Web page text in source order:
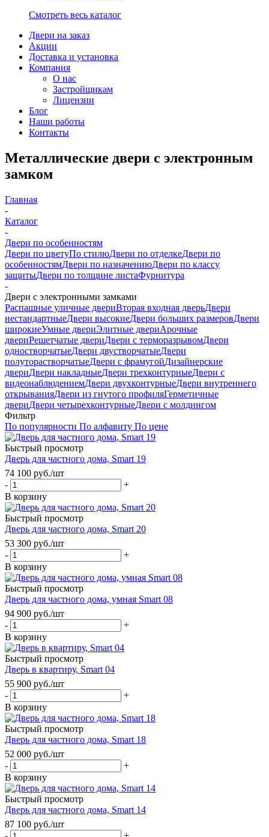
Смотреть весь каталог
Двери на заказ
Акции
Доставка и установка
Компания
О нас
Застройщикам
Лицензии
Блог
Наши работы
Контакты
Металлические двери с электронным
замком
Главная
-
Каталог
-
Двери по особенностям
Двери по цветуПо стилюДвери по отделкеДвери по
особенностямДвери по назначениюДвери по классу
защитыДвери по толщине листаФурнитура
-
Двери с электронными замками
Распашные уличные двериВторая входная дверьДвери
нестандартныеДвери высокиеДвери больших размеровДвери
широкиеУмные двериЭлитные двериАрочные
двериРешетчатые двериДвери с терморазрывомДвери
одностворчатыеДвери двустворчатыеДвери
полуторастворчатыеДвери с фрамугойДизайнерские
двериДвери накладныеДвери трехконтурныеДвери с
видеонаблюдениемДвери двухконтурныеДвери внутреннего
открыванияДвери из гнутого профиляГерметичные
двериДвери четырехконтурныеДвери с молдингом
Фильтр
По популярности По алфавиту По цене
Быстрый просмотр
Дверь для частного дома, Smart 19
74 100 руб./шт
-
+
В корзину
Быстрый просмотр
Дверь для частного дома, Smart 20
53 300 руб./шт
-
+
В корзину
Быстрый просмотр
Дверь для частного дома, умная Smart 08
94 900 руб./шт
-
+
В корзину
Быстрый просмотр
Дверь в квартиру, Smart 04
55 900 руб./шт
-
+
В корзину
Быстрый просмотр
Дверь для частного дома, Smart 18
52 000 руб./шт
-
+
В корзину
Быстрый просмотр
Дверь для частного дома, Smart 14
87 100 руб./шт